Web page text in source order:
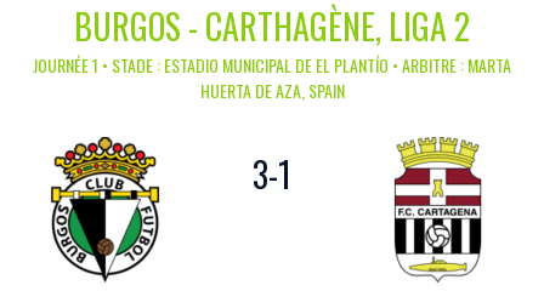
BURGOS - CARTHAGÈNE, LIGA 2
JOURNÉE 1 • STADE : ESTADIO MUNICIPAL DE EL PLANTÍO • ARBITRE : MARTA
HUERTA DE AZA, SPAIN
3-1